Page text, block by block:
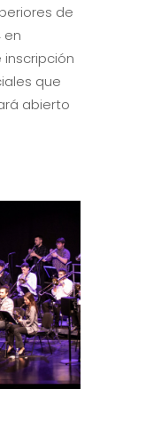
de
en
inscripción
que
abierto